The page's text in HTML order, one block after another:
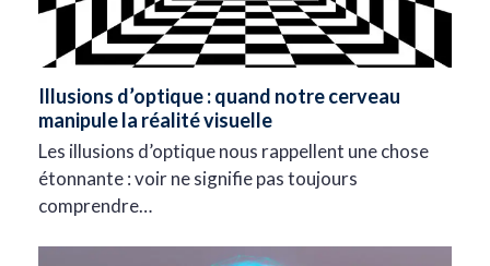
Illusions d’optique : quand notre cerveau
manipule la réalité visuelle
Les illusions d’optique nous rappellent une chose
étonnante : voir ne signifie pas toujours
comprendre…